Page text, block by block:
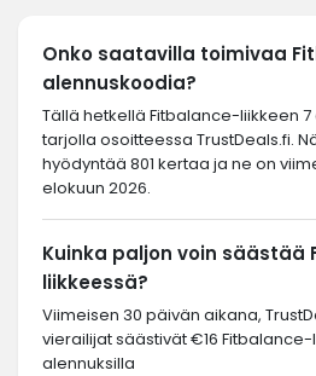
Onko saatavilla toimivaa
alennuskoodia?
Tällä hetkellä Fitbalance-liikkeen
tarjolla osoitteessa TrustDeals.fi.
hyödyntää 801 kertaa ja ne on
elokuun 2026.
Kuinka paljon voin säästää
liikkeessä?
Viimeisen 30 päivän aikana,
vierailijat säästivät €16
alennuksilla